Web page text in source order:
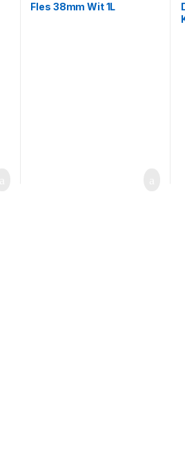
Fles 38mm Wit 1L